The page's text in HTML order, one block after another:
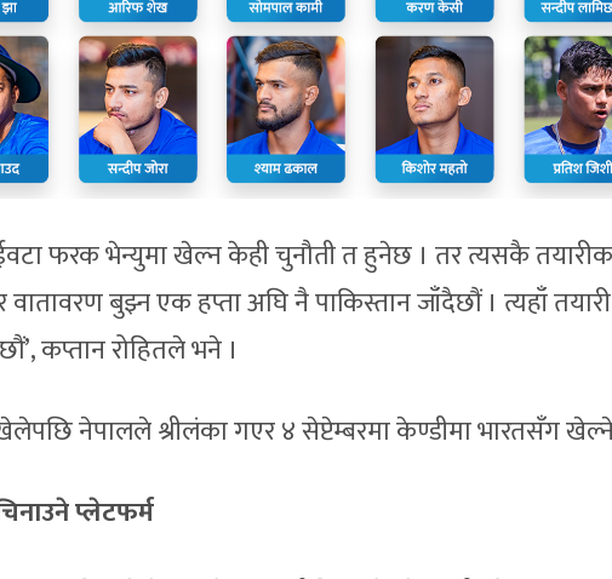
फरक भेन्युमा खेल्न केही चुनौती त हुनेछ । तर त्यसकै
वातावरण बुझ्न एक हप्ता अघि नै पाकिस्तान जाँदैछौं । त्यहाँ
कप्तान रोहितले भने ।
नेपालले श्रीलंका गएर ४ सेप्टेम्बरमा केण्डीमा भारतसँग
प्लेटफर्म